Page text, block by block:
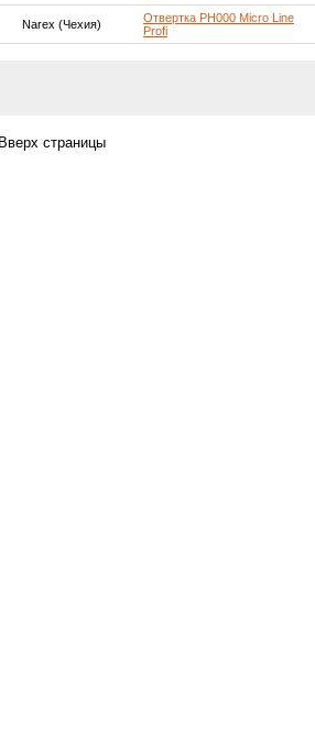
Narex (Чехия)
Отвертка PH000 Micro Line
Profi